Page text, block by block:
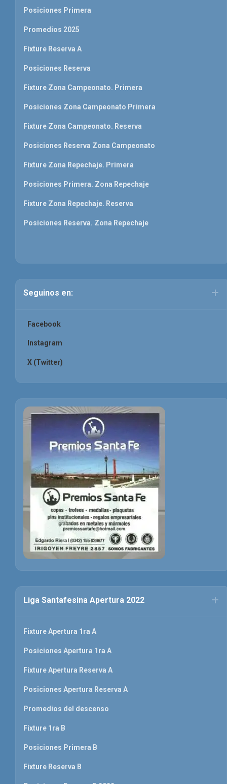
Posiciones Primera
Promedios 2025
Fixture Reserva A
Posiciones Reserva
Fixture Zona Campeonato. Primera
Posiciones Zona Campeonato Primera
Fixture Zona Campeonato. Reserva
Posiciones Reserva Zona Campeonato
Fixture Zona Repechaje. Primera
Posiciones Primera. Zona Repechaje
Fixture Zona Repechaje. Reserva
Posiciones Reserva. Zona Repechaje
Seguinos en:
Facebook
Instagram
X (Twitter)
Liga Santafesina Apertura 2022
Fixture Apertura 1ra A
Posiciones Apertura 1ra A
Fixture Apertura Reserva A
Posiciones Apertura Reserva A
Promedios del descenso
Fixture 1ra B
Posiciones Primera B
Fixture Reserva B